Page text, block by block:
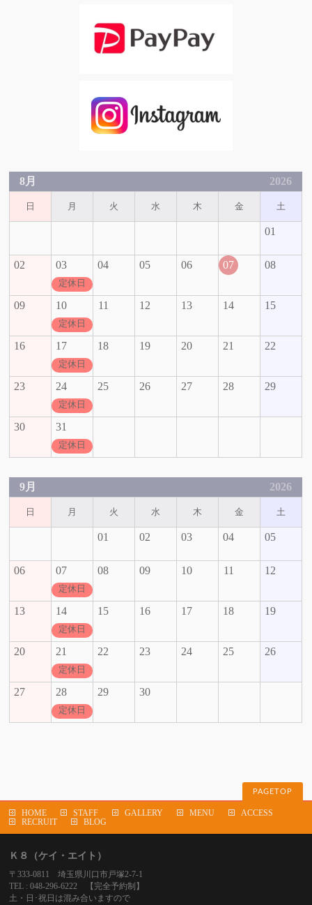
8月 2026
日 月 火 水 木 金 土
01
02 03
定休日
04 05 06 07 08
09 10
定休日
11 12 13 14 15
16 17
定休日
18 19 20 21 22
23 24
定休日
25 26 27 28 29
30 31
定休日
9月 2026
日 月 火 水 木 金 土
01 02 03 04 05
06 07
定休日
08 09 10 11 12
13 14
定休日
15 16 17 18 19
20 21
定休日
22 23 24 25 26
27 28
定休日
29 30
PAGETOP
HOME STAFF GALLERY MENU
ACCESS
RECRUIT
BLOG
Ｋ８（ケイ・エイト）
〒333-0811 埼玉県川口市戸塚2-7-1
TEL : 048-296-6222 【完全予約制】
土・日･祝日は混み合いますので